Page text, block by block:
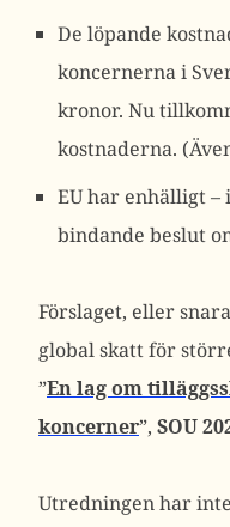
De löpande
koncernerna i
kronor. Nu
kostnaderna.
EU har enhälligt
bindande beslut
Förslaget, eller
global skatt för
”En lag om
koncerner”, SOU
Utredningen har